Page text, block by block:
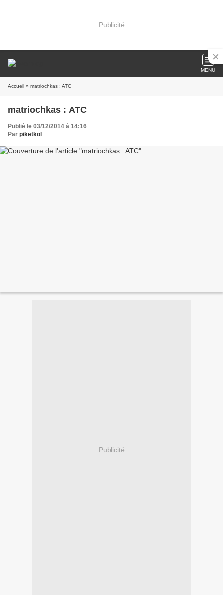
Publicité
MENU
Accueil » matriochkas : ATC
matriochkas : ATC
Publié le 03/12/2014 à 14:16
Par piketkol
Publicité